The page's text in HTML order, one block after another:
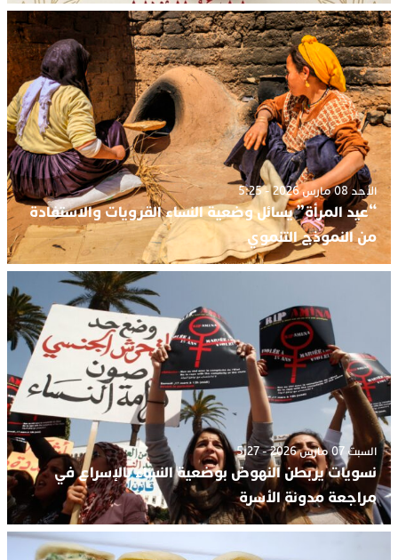
الأحد 08 مارس 2026 - 5:25
“عيد المرأة” يسائل وضعية النساء القرويات والاستفادة
من النموذج التنموي
السبت 07 مارس 2026 - 5:27
نسويات يربطن النهوض بوضعية النساء بالإسراع في
مراجعة مدونة الأسرة